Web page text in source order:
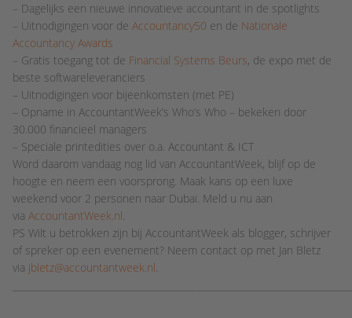
– Dagelijks een nieuwe innovatieve accountant in de spotlights
– Uitnodigingen voor de Accountancy50 en de Nationale
Accountancy Awards
– Gratis toegang tot de Financial Systems Beurs, de expo met de
beste softwareleveranciers
– Uitnodigingen voor bijeenkomsten (met PE)
– Opname in AccountantWeek’s Who’s Who – bekeken door
30.000 financieel managers
– Speciale printedities over o.a. Accountant & ICT
Word daarom vandaag nog lid van AccountantWeek, blijf op de
hoogte en neem een voorsprong. Maak kans op een luxe
weekend voor 2 personen naar Dubai. Meld u nu aan
via AccountantWeek.nl.
PS Wilt u betrokken zijn bij AccountantWeek als blogger, schrijver
of spreker op een evenement? Neem contact op met Jan Bletz
via jbletz@accountantweek.nl.